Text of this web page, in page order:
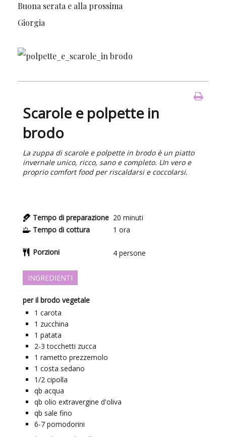
Buona serata e alla prossima
Giorgia
Scarole e polpette in
brodo
La zuppa di scarole e polpette in brodo è un piatto
invernale unico, ricco, sano e completo. Un vero e
proprio comfort food per riscaldarsi e coccolarsi.
Tempo di preparazione 20 minuti
Tempo di cottura
1 ora
Porzioni 4 persone
INGREDIENTI
per il brodo vegetale
1 carota
1 zucchina
1 patata
2-3 tocchetti zucca
1 rametto prezzemolo
1 costa sedano
1/2 cipolla
qb acqua
qb olio extravergine d'oliva
qb sale fino
6-7 pomodorini